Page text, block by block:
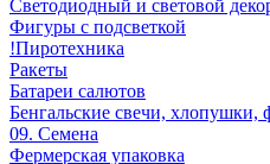
Светодиодный и световой
Фигуры с подсветкой
!Пиротехника
Ракеты
Батареи салютов
Бенгальские свечи, хлопушки,
09. Семена
Фермерская упаковка